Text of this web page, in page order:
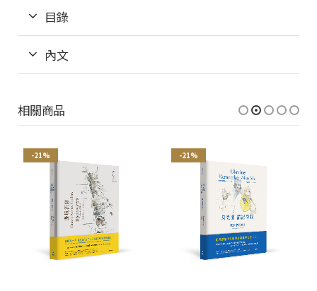
目錄
內文
相關商品
-21% -21%